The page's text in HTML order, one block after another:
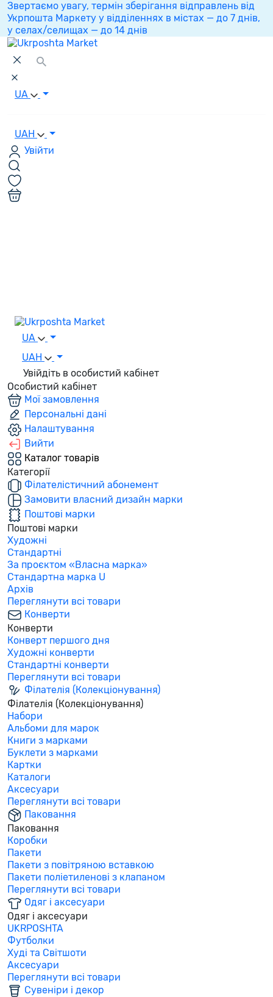
Звертаємо увагу, термін зберігання відправлень від
Укрпошта Маркету у відділеннях в містах — до 7 днів,
у селах/селищах — до 14 днів
UA
UAH
Увійти
UA
UAH
Увійдіть в особистий кабінет
Особистий кабінет
Мої замовлення
Персональні дані
Налаштування
Вийти
Каталог товарів
Категорії
Філателістичний абонемент
Замовити власний дизайн марки
Поштові марки
Поштові марки
Художні
Стандартні
За проєктом «Власна марка»
Стандартна марка U
Архів
Переглянути всі товари
Конверти
Конверти
Конверт першого дня
Художні конверти
Стандартні конверти
Переглянути всі товари
Філателія (Колекціонування)
Філателія (Колекціонування)
Набори
Альбоми для марок
Книги з марками
Буклети з марками
Картки
Каталоги
Аксесуари
Переглянути всі товари
Паковання
Паковання
Коробки
Пакети
Пакети з повітряною вставкою
Пакети поліетиленові з клапаном
Переглянути всі товари
Одяг і аксесуари
Одяг і аксесуари
UKRPOSHTA
Футболки
Худі та Світшоти
Аксесуари
Переглянути всі товари
Сувеніри і декор